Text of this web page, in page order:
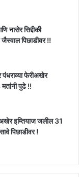
नासेर सिद्दीकी
पिछाडीवर !!
पंधराव्या फेरीअखेर
पुढे !!
इम्तियाज जलील 31
पिछाडीवर !